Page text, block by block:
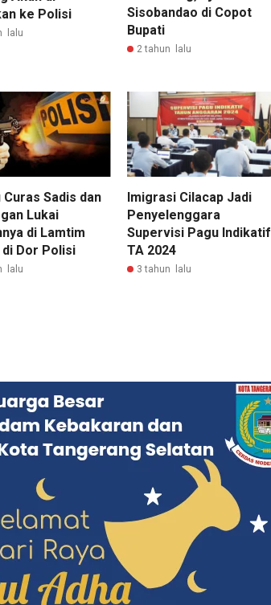
ke Polisi
lalu
Sisobandao di Copot
Bupati
2 tahun lalu
Curas Sadis dan
Lukai
di Lamtim
Dor Polisi
lalu
Imigrasi Cilacap Jadi
Penyelenggara
Supervisi Pagu Indikatif
TA 2024
3 tahun lalu